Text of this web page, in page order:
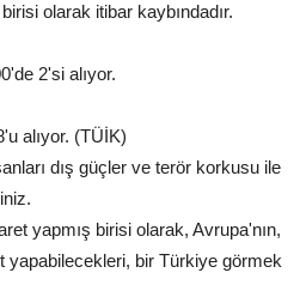
olarak itibar kaybındadır.
2'si alıyor.
alıyor. (TÜİK)
dış güçler ve terör korkusu ile
yapmış birisi olarak, Avrupa'nın,
yapabilecekleri, bir Türkiye görmek